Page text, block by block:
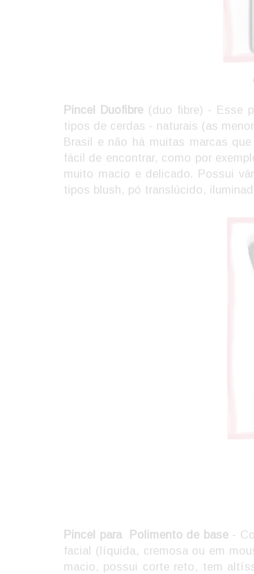
Pincel Duofibre(duo fibre) - Esse
tipos de cerdas - naturais (as
Brasil e não há muitas marcas
fácil de encontrar, como por
muito macio e delicado. Possui
tipos blush, pó translúcido,
Pincel para Polimento de base-
facial (líquida, cremosa ou em
macio, possui corte reto, tem